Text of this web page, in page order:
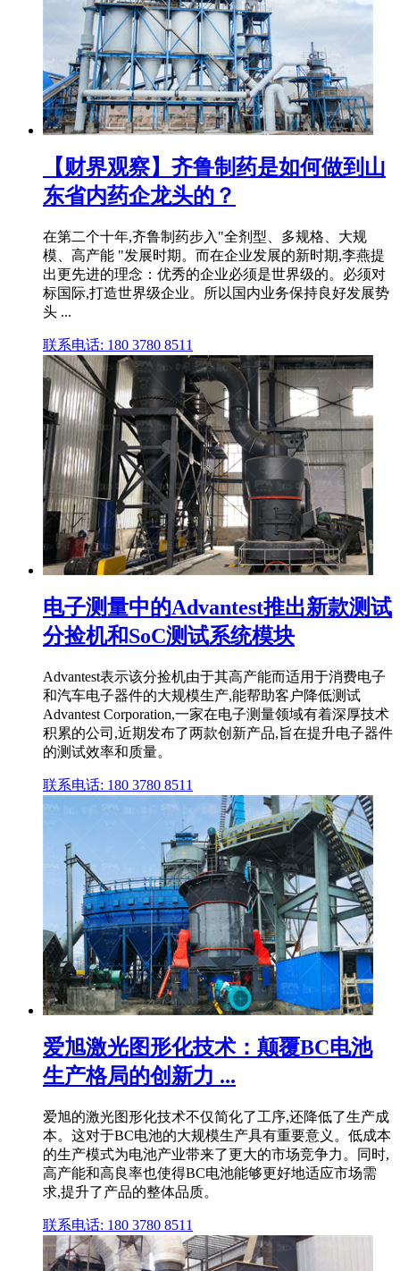
【财界观察】齐鲁制药是如何做到山
东省内药企龙头的？
在第二个十年,齐鲁制药步入"全剂型、多规格、大规
模、高产能 "发展时期。而在企业发展的新时期,李燕提
出更先进的理念：优秀的企业必须是世界级的。必须对
标国际,打造世界级企业。所以国内业务保持良好发展势
头 ...
联系电话: 180 3780 8511
电子测量中的Advantest推出新款测试
分捡机和SoC测试系统模块
Advantest表示该分捡机由于其高产能而适用于消费电子
和汽车电子器件的大规模生产,能帮助客户降低测试
Advantest Corporation,一家在电子测量领域有着深厚技术
积累的公司,近期发布了两款创新产品,旨在提升电子器件
的测试效率和质量。
联系电话: 180 3780 8511
爱旭激光图形化技术：颠覆BC电池
生产格局的创新力 ...
爱旭的激光图形化技术不仅简化了工序,还降低了生产成
本。这对于BC电池的大规模生产具有重要意义。低成本
的生产模式为电池产业带来了更大的市场竞争力。同时,
高产能和高良率也使得BC电池能够更好地适应市场需
求,提升了产品的整体品质。
联系电话: 180 3780 8511